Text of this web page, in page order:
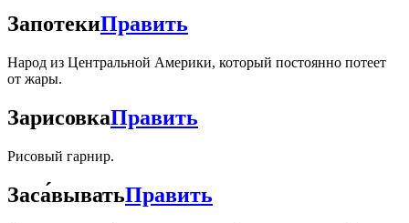
ЗапотекиПравить
Народ из Центральной Америки, который постоянно потеет
от жары.
ЗарисовкаПравить
Рисовый гарнир.
Заса́выватьПравить